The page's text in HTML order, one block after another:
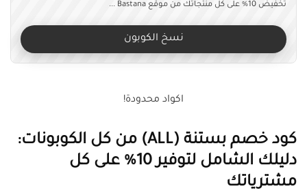
تخفيض 10% على كل منتجاتك من موقع Bastana ...
نسخ الكوبون
اكواد محدودة!
كود خصم بستنة (ALL) من كل الكوبونات:
دليلك الشامل لتوفير 10% على كل
مشترياتك